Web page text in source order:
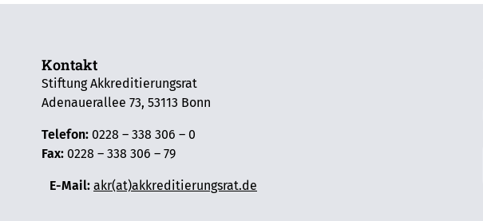
Kontakt
Stiftung Akkreditierungsrat
Adenauerallee 73, 53113 Bonn
Telefon: 0228 – 338 306 – 0
Fax: 0228 – 338 306 – 79
E-Mail: akr(at)akkreditierungsrat.de